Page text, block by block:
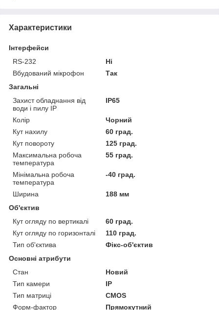
Характеристики
Інтерфейси
RS-232
Ні
Вбудований мікрофон
Так
Загальні
Захист обладнання від
води і пилу IP
IP65
Колір
Чорний
Кут нахилу
60 град.
Кут повороту
125 град.
Максимальна робоча
температура
55 град.
Мінімальна робоча
температура
-40 град.
Ширина
188 мм
Об'єктив
Кут огляду по вертикалі
60 град.
Кут огляду по горизонталі
110 град.
Тип об'єктива
Фікс-об'єктив
Основні атрибути
Стан
Новий
Тип камери
IP
Тип матриці
CMOS
Форм-фактор
Прямокутний